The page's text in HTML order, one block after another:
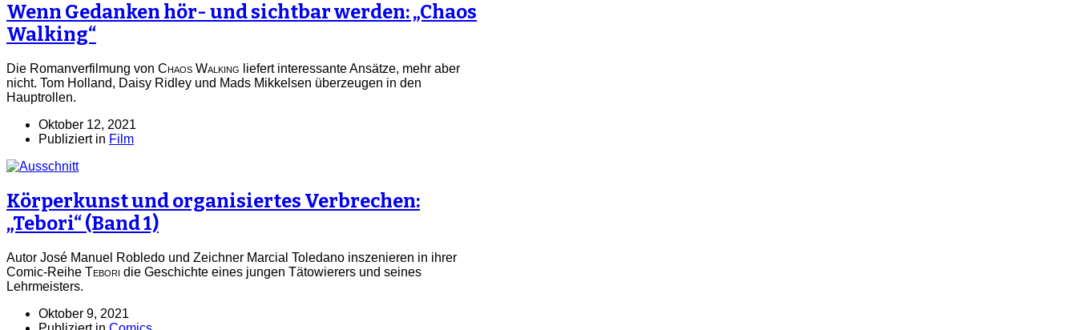
Wenn Gedanken hör- und sichtbar werden: „Chaos
Walking“
Die Romanverfilmung von Chaos Walking liefert interessante Ansätze, mehr aber
nicht. Tom Holland, Daisy Ridley und Mads Mikkelsen überzeugen in den
Hauptrollen.
Oktober 12, 2021
Publiziert in Film
Körperkunst und organisiertes Verbrechen:
„Tebori“ (Band 1)
Autor José Manuel Robledo und Zeichner Marcial Toledano inszenieren in ihrer
Comic-Reihe Tebori die Geschichte eines jungen Tätowierers und seines
Lehrmeisters.
Oktober 9, 2021